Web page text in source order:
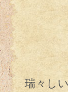
瑞々し